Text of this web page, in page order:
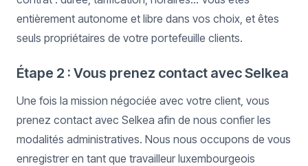
entièrement autonome et libre dans vos choix, et êtes
seuls propriétaires de votre portefeuille clients.
Étape 2 : Vous prenez contact avec Selkea
Une fois la mission négociée avec votre client, vous
prenez contact avec Selkea afin de nous confier les
modalités administratives. Nous nous occupons de vous
enregistrer en tant que travailleur luxembourgeois